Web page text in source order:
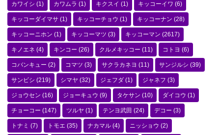
カワイシ (1) カワムラ (1) キクスイ (1) キッコーイワ (6)
キッコーダイマサ (1) キッコーチョウ (1) キッコーナン (28)
キッコーニホン (1) キッコーマツ (3) キッコーマン (2617)
キノエネ (4) キンコー (26) クルメキッコー (11) コトヨ (6)
コバンキュー (2) コマツ (3) サクラカネヨ (11) サンジルシ (39)
サンビシ (219) シマヤ (32) ジェフダ (1) ジャネフ (3)
ジョウセン (16) ジョーキュウ (9) タケサン (10) ダイコウ (1)
チョーコー (147) ツルヤ (1) テンヨ武田 (24) デコー (3)
トナミ (7) トモエ (35) ナカマル (4) ニッショウ (2)